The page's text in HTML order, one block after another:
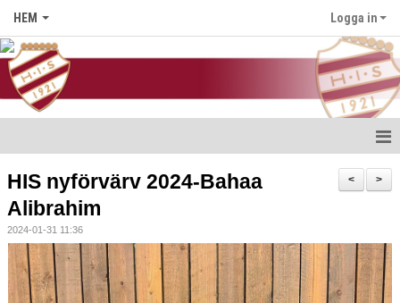
HEM Logga in
Nyheter
Föreningen
Medlem i HIS
>
<
HIS nyförvärv 2024-Bahaa
Alibrahim
2024-01-31 11:36